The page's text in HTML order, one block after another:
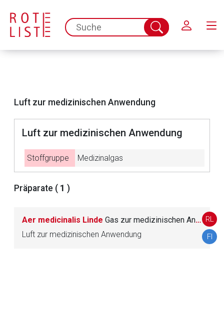
spc.search.input.placeholder
Suche
abschicken
Luft zur medizinischen Anwendung
Luft zur medizinischen Anwendung
Stoffgruppe Medizinalgas
Präparate ( 1 )
Aer medicinalis Linde Gas zur medizinischen Anwendung, druckverdichtet
Luft zur medizinischen Anwendung
RL
FI
Aufruf einer externen Seite
Seite. Für die Inhalte der externen Web-Seite ist deren
Datenschutzbestimmungen.